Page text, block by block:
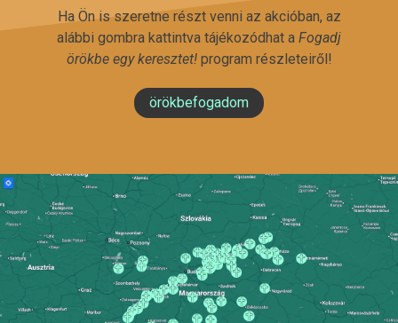
Ha Ön is szeretne részt venni az akcióban, az
alábbi gombra kattintva tájékozódhat a Fogadj
örökbe egy keresztet!program részleteiről!
örökbefogadom